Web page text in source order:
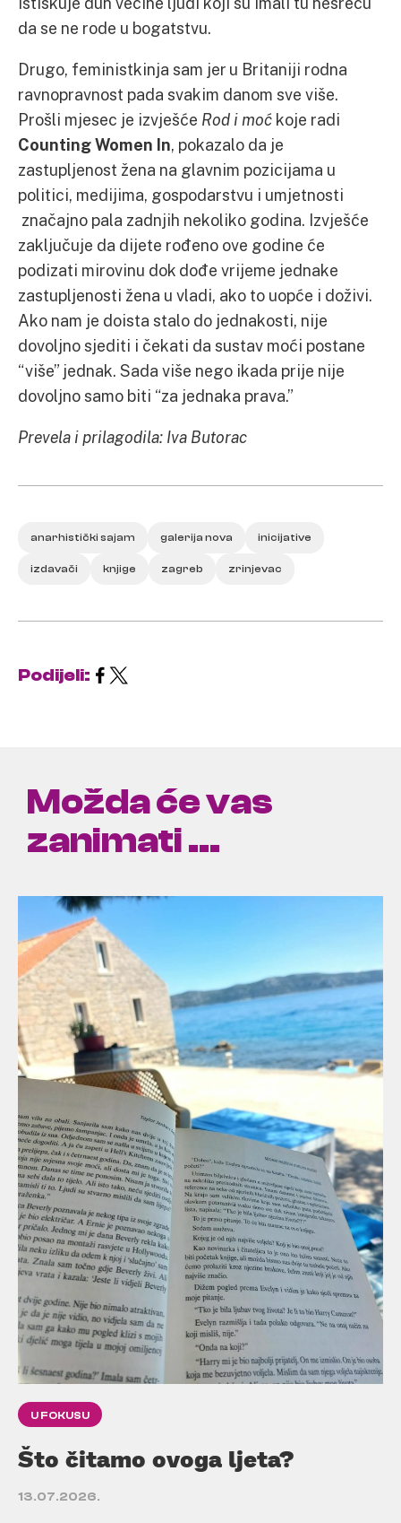
da se ne rode u bogatstvu.
Drugo, feministkinja sam jer u Britaniji rodna
ravnopravnost pada svakim danom sve više.
Prošli mjesec je izvješće Rod i moć koje radi
Counting Women In, pokazalo da je
zastupljenost žena na glavnim pozicijama u
politici, medijima, gospodarstvu i umjetnosti
značajno pala zadnjih nekoliko godina. Izvješće
zaključuje da dijete rođeno ove godine će
podizati mirovinu dok dođe vrijeme jednake
zastupljenosti žena u vladi, ako to uopće i doživi.
Ako nam je doista stalo do jednakosti, nije
dovoljno sjediti i čekati da sustav moći postane
“više” jednak. Sada više nego ikada prije nije
dovoljno samo biti “za jednaka prava.”
Prevela i prilagodila: Iva Butorac
anarhistički sajam galerija nova inicijative
izdavači knjige zagreb zrinjevac
Podijeli:
Možda će vas
zanimati ...
U FOKUSU
Što čitamo ovoga ljeta?
13.07.2026.